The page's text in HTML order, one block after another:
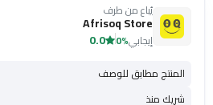
يُباع من طرف
Afrisoq Store
إيجابي0%
0.0
المنتج مطابق للوصف
شريك منذ